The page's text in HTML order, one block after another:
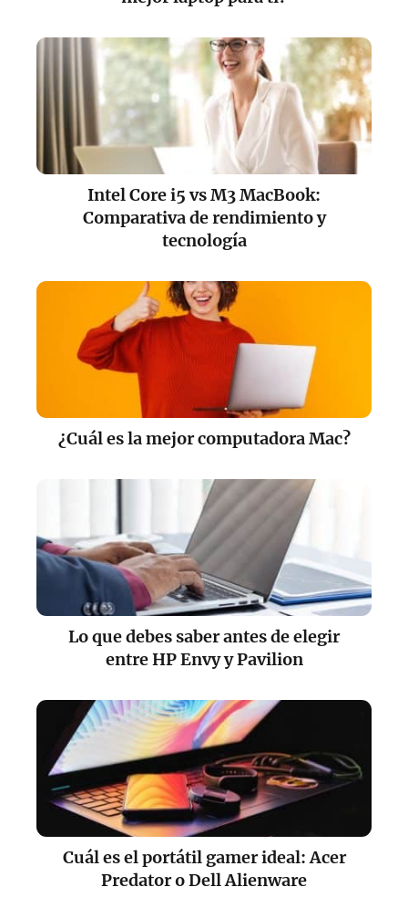
Intel Core i5 vs M3 MacBook:
Comparativa de rendimiento y
tecnología
¿Cuál es la mejor computadora Mac?
Lo que debes saber antes de elegir
entre HP Envy y Pavilion
Cuál es el portátil gamer ideal: Acer
Predator o Dell Alienware